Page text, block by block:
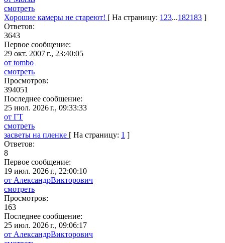
смотреть
Хорошие камеры не стареют! [ На страницу: 1 23...182183 ]
Ответов:
3643
Первое сообщение:
29 окт. 2007 г., 23:40:05
от tombo
смотреть
Просмотров:
394051
Последнее сообщение:
25 июл. 2026 г., 09:33:33
от ГТ
смотреть
засветы на пленке [ На страницу: 1 ]
Ответов:
8
Первое сообщение:
19 июл. 2026 г., 22:00:10
от АлександрВикторович
смотреть
Просмотров:
163
Последнее сообщение:
25 июл. 2026 г., 09:06:17
от АлександрВикторович